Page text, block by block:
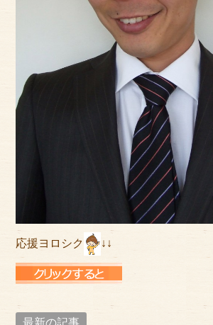
応援ヨロシク ↓↓